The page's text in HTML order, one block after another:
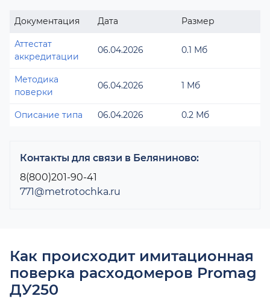
Документация Дата Размер
Аттестат
аккредитации
06.04.2026 0.1 Мб
Методика
поверки
06.04.2026 1 Мб
Описание типа 06.04.2026 0.2 Мб
Контакты для связи в Беляниново:
8(800)201-90-41
771@metrotochka.ru
Как происходит имитационная
поверка расходомеров Promag
ДУ250